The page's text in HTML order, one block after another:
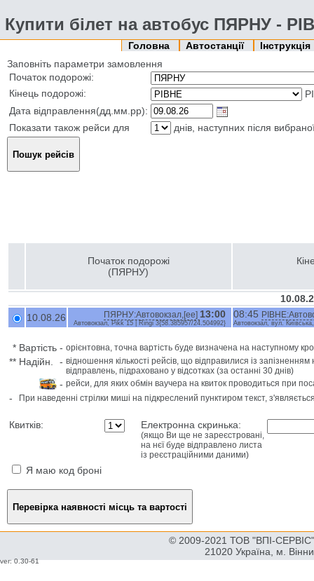
Купити білет на автобус ПЯРНУ -
Головна Автостанції
Інструкція
Заповніть параметри замовлення
Початок подорожі:
Кінець подорожі:
Дата відправлення(дд.мм.рр):
Показати також рейси для
днів, наступних після
Початок подорожі
(ПЯРНУ)
10.08.26
ПЯРНУ:Автовокзал,[ee] 13:00
Автовокзал, Pikk 15 | Ringi 3{58.385957/24.504992}
08:45
Aвтовокзал, вул.
* Вартість - орієнтовна, точна вартість буде визначена на наступному
** Надійн. - відношення кількості рейсів, що відправилися із
відправлень, підраховано у відсотках (за останні 30 днів)
- рейси, для яких обмін ваучера на квиток проводиться при
- При наведенні стрілки миші на підкреслений пунктиром текст,
Квитків: Електронна скринька:
(якщо Ви ще не зареєстровані,
на нєї буде відправлено листа
із реєстраційними даними)
Я маю код броні
© 2009-2021 ТОВ "ВПІ-
21020 Україна, м.
ver: 0.30-61